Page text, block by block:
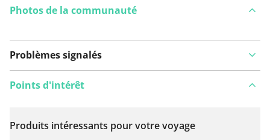
Photos de la communauté
Problèmes signalés
Voir sur la carte
Points d'intérêt
Produits intéressants pour votre voyage